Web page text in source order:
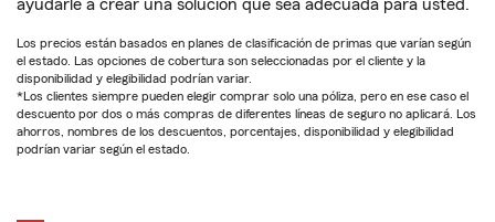
ayudarle a crear una solución que sea adecuada para usted.
Los precios están basados en planes de clasificación de primas que varían según
el estado. Las opciones de cobertura son seleccionadas por el cliente y la
disponibilidad y elegibilidad podrían variar.
*Los clientes siempre pueden elegir comprar solo una póliza, pero en ese caso el
descuento por dos o más compras de diferentes líneas de seguro no aplicará. Los
ahorros, nombres de los descuentos, porcentajes, disponibilidad y elegibilidad
podrían variar según el estado.